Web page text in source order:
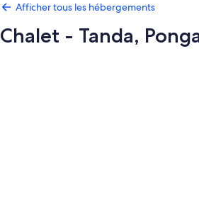
Afficher tous les hébergements
Chalet - Tanda,